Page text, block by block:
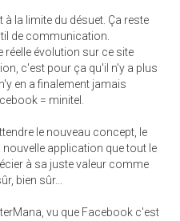
la limite du désuet. Ça reste
de communication.
réelle évolution sur ce site
c'est pour ça qu'il n'y a plus
en a finalement jamais
= minitel.
le nouveau concept, le
nouvelle application que tout le
à sa juste valeur comme
bien sûr...
vu que Facebook c'est